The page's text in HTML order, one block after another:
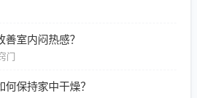
室内闷热感？
门
保持家中干燥？